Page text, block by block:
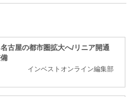
古屋の都市圏拡大へ/リニア開通
インベストオンライン編集部